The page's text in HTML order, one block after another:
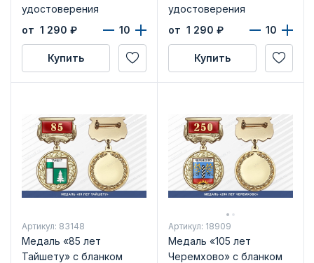
удостоверения
от 1 290 ₽
Купить
удостоверения
от 1 290 ₽
Купить
Артикул: 83148
Медаль «85 лет
Тайшету» с бланком
Артикул: 18909
Медаль «105 лет
Черемхово» с бланком